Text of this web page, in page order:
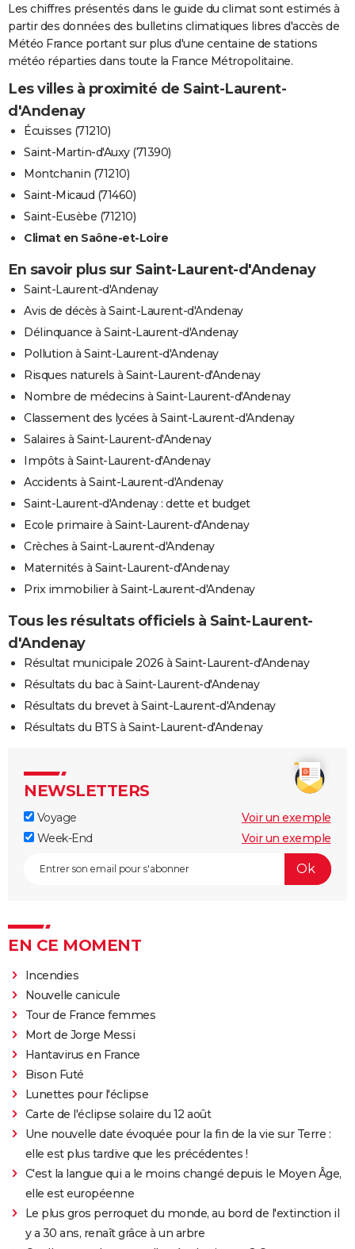
Les chiffres présentés dans le guide du climat sont estimés à
partir des données des bulletins climatiques libres d'accès de
Météo France portant sur plus d'une centaine de stations
météo réparties dans toute la France Métropolitaine.
Les villes à proximité de Saint-Laurent-
d'Andenay
Écuisses (71210)
Saint-Martin-d'Auxy (71390)
Montchanin (71210)
Saint-Micaud (71460)
Saint-Eusèbe (71210)
Climat en Saône-et-Loire
En savoir plus sur Saint-Laurent-d'Andenay
Saint-Laurent-d'Andenay
Avis de décès à Saint-Laurent-d'Andenay
Délinquance à Saint-Laurent-d'Andenay
Pollution à Saint-Laurent-d'Andenay
Risques naturels à Saint-Laurent-d'Andenay
Nombre de médecins à Saint-Laurent-d'Andenay
Classement des lycées à Saint-Laurent-d'Andenay
Salaires à Saint-Laurent-d'Andenay
Impôts à Saint-Laurent-d'Andenay
Accidents à Saint-Laurent-d'Andenay
Saint-Laurent-d'Andenay : dette et budget
Ecole primaire à Saint-Laurent-d'Andenay
Crèches à Saint-Laurent-d'Andenay
Maternités à Saint-Laurent-d'Andenay
Prix immobilier à Saint-Laurent-d'Andenay
Tous les résultats officiels à Saint-Laurent-
d'Andenay
Résultat municipale 2026 à Saint-Laurent-d'Andenay
Résultats du bac à Saint-Laurent-d'Andenay
Résultats du brevet à Saint-Laurent-d'Andenay
Résultats du BTS à Saint-Laurent-d'Andenay
NEWSLETTERS
Voyage
Voir un exemple
Week-End
Voir un exemple
EN CE MOMENT
Incendies
Nouvelle canicule
Tour de France femmes
Mort de Jorge Messi
Hantavirus en France
Bison Futé
Lunettes pour l'éclipse
Carte de l'éclipse solaire du 12 août
Une nouvelle date évoquée pour la fin de la vie sur Terre :
elle est plus tardive que les précédentes !
C'est la langue qui a le moins changé depuis le Moyen Âge,
elle est européenne
Le plus gros perroquet du monde, au bord de l'extinction il
y a 30 ans, renaît grâce à un arbre